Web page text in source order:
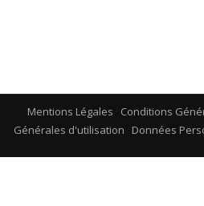
Mentions Légales Conditions
Générales d'utilisation
Données